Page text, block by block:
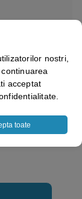
nostri,
acceptat
toate